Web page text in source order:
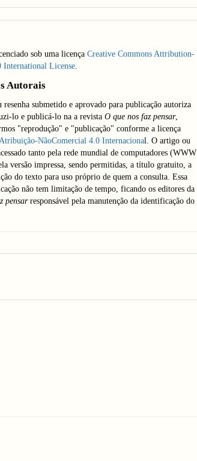
sob uma licençaCreative Commons Attribution-
International License
Autorais
submetido e aprovado para publicação autoriza
lo e publicá-lo na a revistaO que nos faz pensar,
"reprodução" e "publicação" conforme a licença
NãoComercial 4.0 Internacional. O artigo ou
tanto pela rede mundial de computadores (WWW
versão impressa, sendo permitidas, a título gratuito, a
do texto para uso próprio de quem a consulta. Essa
não tem limitação de tempo, ficando os editores da
pensarresponsável pela manutenção da identificação do